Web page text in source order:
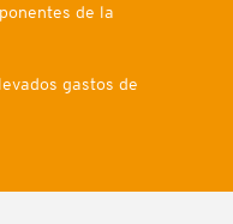
de la
gastos de